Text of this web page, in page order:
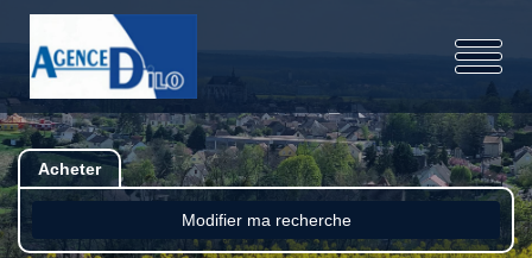
Acheter
Modifier ma recherche